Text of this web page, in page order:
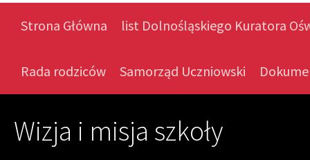
Strona Główna list Dolnośląskiego Kuratora
Rada rodziców Samorząd Uczniowski
Wizja i misja szkoły